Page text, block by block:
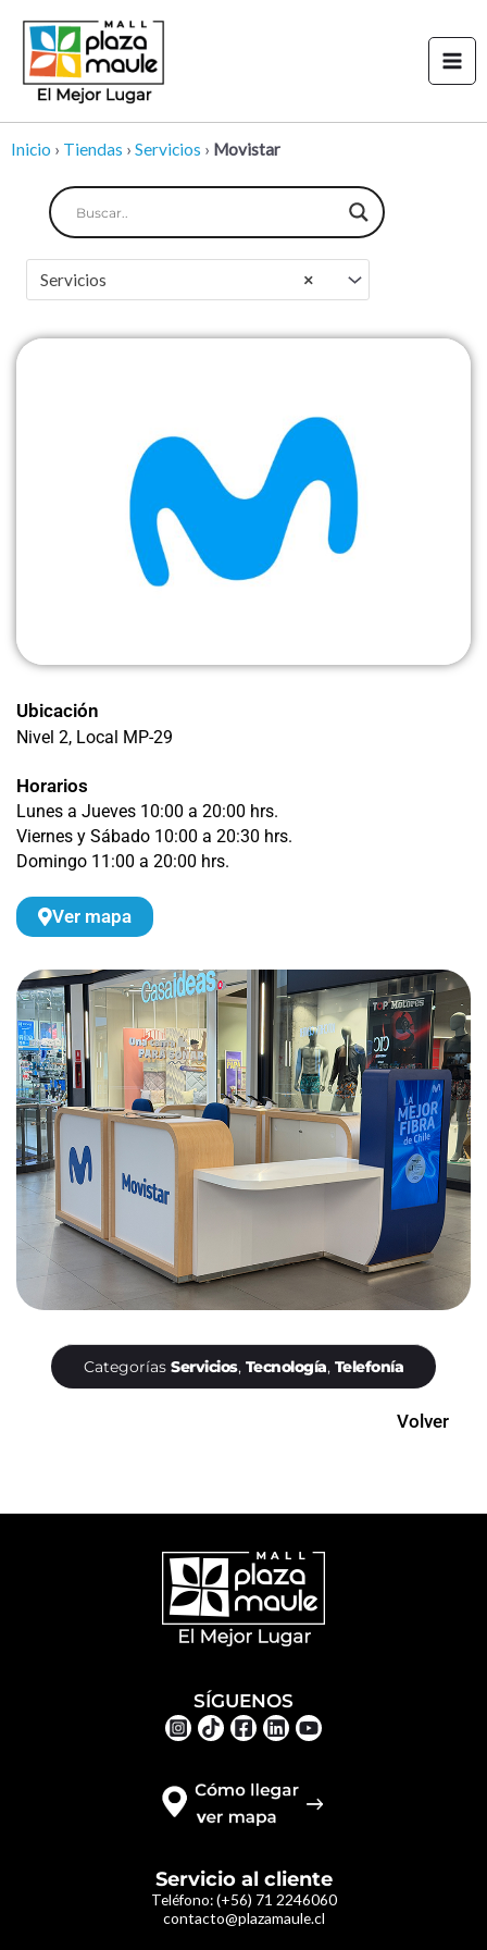
contenido
Inicio › Tiendas › Servicios › Movistar
×
Servicios
Ubicación
Nivel 2, Local MP-29
Horarios
Lunes a Jueves 10:00 a 20:00 hrs.
Viernes y Sábado 10:00 a 20:30 hrs.
Domingo 11:00 a 20:00 hrs.
Ver mapa
Categorías Servicios, Tecnología, Telefonía
Volver
Servicio al cliente
Teléfono:(+56) 71 2246060
contacto@plazamaule.cl
SÍGUENOS